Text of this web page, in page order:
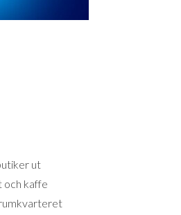
ut
och kaffe